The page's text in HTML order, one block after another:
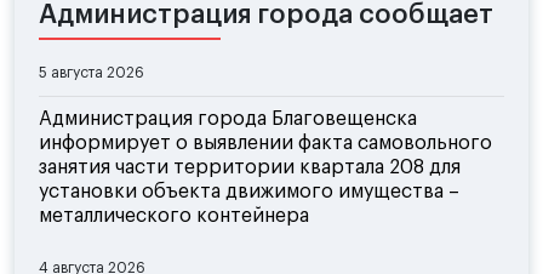
Администрация города сообщает
5 августа 2026
Администрация города Благовещенска
информирует о выявлении факта самовольного
занятия части территории квартала 208 для
установки объекта движимого имущества –
металлического контейнера
4 августа 2026